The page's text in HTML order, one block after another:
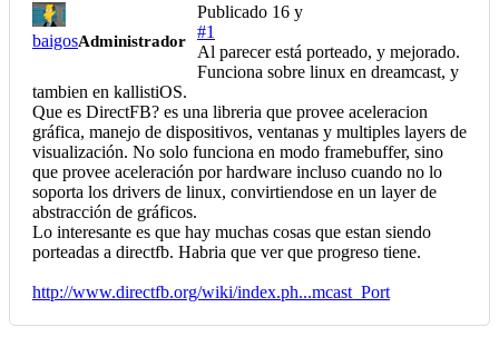
baigosAdministrador
Publicado 16 y
#1
Al parecer está porteado, y mejorado.
Funciona sobre linux en dreamcast, y
tambien en kallistiOS.
Que es DirectFB? es una libreria que provee aceleracion
gráfica, manejo de dispositivos, ventanas y multiples layers de
visualización. No solo funciona en modo framebuffer, sino
que provee aceleración por hardware incluso cuando no lo
soporta los drivers de linux, convirtiendose en un layer de
abstracción de gráficos.
Lo interesante es que hay muchas cosas que estan siendo
porteadas a directfb. Habria que ver que progreso tiene.
http://www.directfb.org/wiki/index.ph...mcast_Port